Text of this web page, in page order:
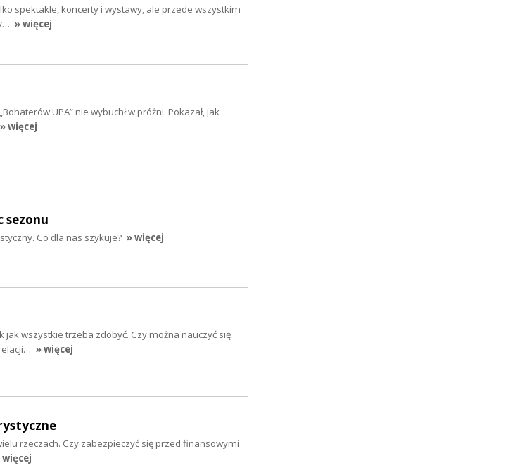
spektakle, koncerty i wystawy, ale przede wszystkim
» więcej
UPA” nie wybuchł w próżni. Pokazał, jak
» więcej
sezonu
Co dla nas szykuje? » więcej
wszystkie trzeba zdobyć. Czy można nauczyć się
» więcej
rzeczach. Czy zabezpieczyć się przed finansowymi
więcej